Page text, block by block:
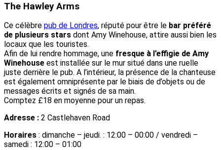
The Hawley Arms
Ce célèbre pub de Londres, réputé pour être le bar préféré
de plusieurs stars dont Amy Winehouse, attire aussi bien les
locaux que les touristes.
Afin de lui rendre hommage, une fresque à l’effigie de Amy
Winehouse est installée sur le mur situé dans une ruelle
juste derrière le pub. A l’intérieur, la présence de la chanteuse
est également omniprésente par le biais de d’objets ou de
messages écrits et signés de sa main.
Comptez £18 en moyenne pour un repas.
Adresse : 2 Castlehaven Road
Horaires : dimanche – jeudi. : 12:00 – 00:00 / vendredi –
samedi : 12:00 – 01:00